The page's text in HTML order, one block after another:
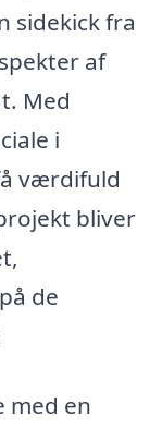
sidekick fra
af
Med
i
værdifuld
bliver
de
med en